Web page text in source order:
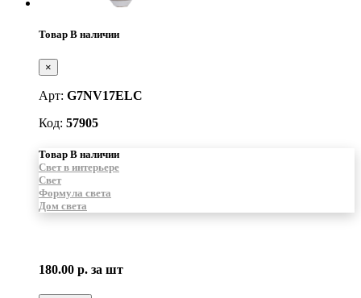
Товар В наличии
×
Арт: G7NV17ELC
Код: 57905
Товар В наличии
Свет в интерьере
Свет
Формула света
Дом света
180.00 р. за шт